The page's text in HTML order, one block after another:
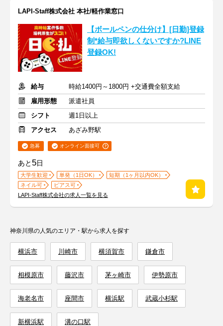
LAPI-Staff株式会社 本社/軽作業窓口
【ボールペンの仕分け】[日勤]登録
制*給与即欲しくないですか?LINE
登録OK!
給与
時給1400円～1800円 +交通費全額支給
雇用形態
派遣社員
シフト
週1日以上
アクセス
あざみ野駅
急募 オンライン面接可
あと 5日
大学生歓迎 単発（1日OK）
短期（1ヶ月以内OK）
ネイル可
ピアス可
LAPI-Staff株式会社の求人一覧を見る
神奈川県の人気のエリア・駅から求人を探す
横浜市 川崎市 横須賀市 鎌倉市
相模原市 藤沢市 茅ヶ崎市 伊勢原市
海老名市 座間市 横浜駅 武蔵小杉駅
新横浜駅 溝の口駅